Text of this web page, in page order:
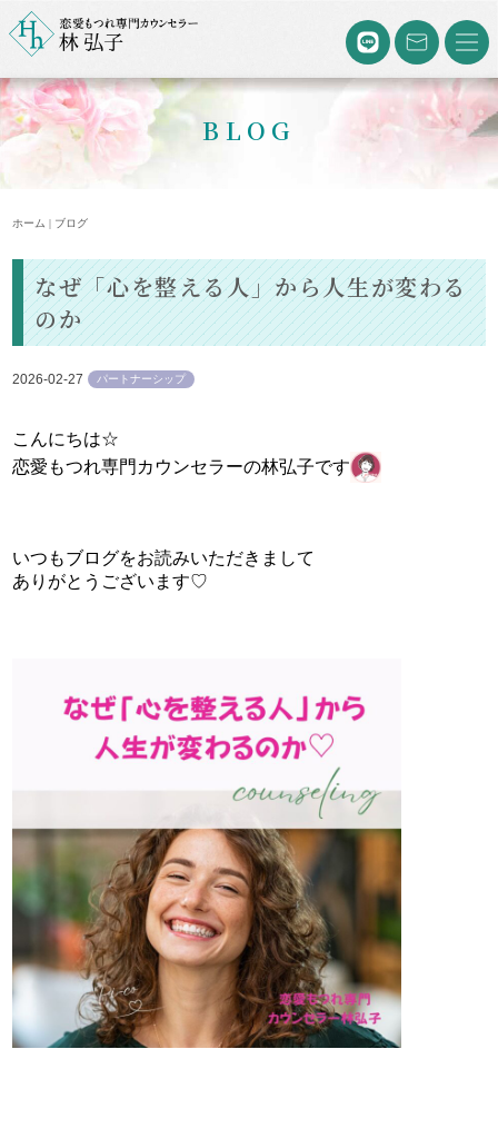
BLOG
ホーム | ブログ
なぜ「心を整える人」から人生が変わる
のか
2026-02-27 パートナーシップ
こんにちは☆
恋愛もつれ専門カウンセラーの林弘子です
いつもブログをお読みいただきまして
ありがとうございます♡